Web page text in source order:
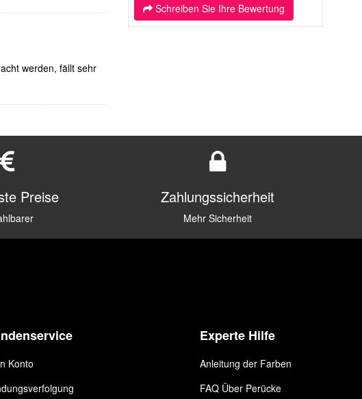
werden, fällt sehr
Schreiben Sie Ihre Bewertung
Preise Zahlungssicherheit
Mehr Sicherheit
Konto
Experte Hilfe
Anleitung der Farben
FAQ Über Perücke